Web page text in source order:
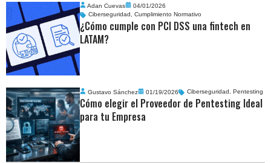
Adan Cuevas
04/01/2026
Ciberseguridad ,Cumplimiento Normativo
¿Cómo cumple con PCI DSS una fintech en
LATAM?
Gustavo Sánchez 01/19/2026 Ciberseguridad , Pentesting
Cómo elegir el Proveedor de Pentesting Ideal
para tu Empresa